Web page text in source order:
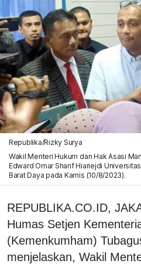
Republika/Rizky Surya
Wakil Menteri Hukum dan Hak Asasi
Edward Omar Sharif Hiariejdi
Barat Daya pada Kamis (10/8/2023).
REPUBLIKA.CO.ID,
Humas Setjen
(Kemenkumham)
menjelaskan, Wakil